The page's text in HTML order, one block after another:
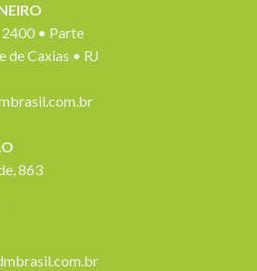
2400 • Parte
de Caxias • RJ
863